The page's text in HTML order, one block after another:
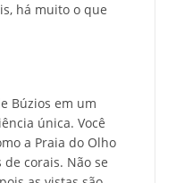
há muito o que
Búzios em um
única. Você
a Praia do Olho
corais. Não se